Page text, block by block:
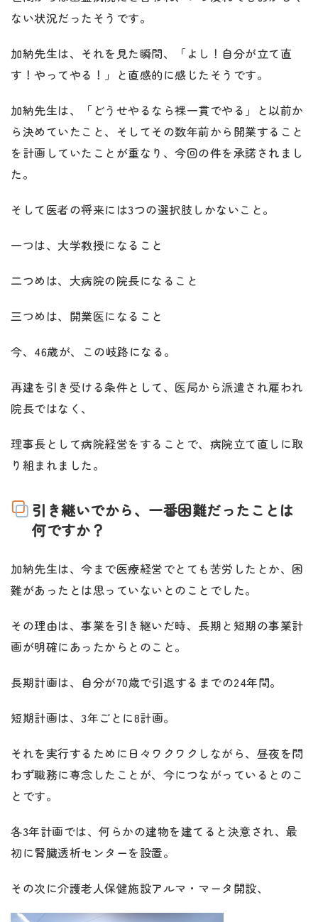
ない状況だったそうです。
加納先生は、それを見た瞬間、「よし！自分が立て直
す！やってやる！」と直感的に感じたそうです。
加納先生は、「どうせやるなら裸一貫でやる」と以前か
ら決めていたこと、そしてその数年前から開業すること
を計画していたことが重なり、今回の件を承諾されまし
た。
そして医者の将来には3つの選択肢しかないこと。
一つは、大学教授になること
二つめは、大病院の院長になること
三つめは、開業医になること
今、46歳が、この岐路になる。
再建を引き受ける条件として、医局から派遣され雇われ
院長ではなく、
理事長として病院経営をすることで、病院立て直しに取
り組まれました。
引き継いでから、一番困難だったことは
何ですか？
加納先生は、今まで医療経営でとても苦労したとか、困
難があったとは思っていないとのことでした。
その理由は、事業を引き継いだ時、長期と短期の事業計
画が明確にあったからとのこと。
長期計画は、自分が70歳で引退するまでの24年間。
短期計画は、3年ごとに8計画。
それを実行するために日々ワクワクしながら、昼夜を問
わず職務に専念したことが、今につながっているとのこ
とです。
各3年計画では、何らかの建物を建てると決意され、最
初に腎臓透析センターを設置。
その次に介護老人保健施設アルマ・マータ開設、